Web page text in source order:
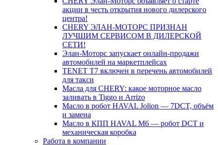
акции в честь открытия нового дилерского
центра!
CHERY ЭЛАН-МОТОРС ПРИЗНАН
ЛУЧШИМ СЕРВИСОМ В ДИЛЕРСКОЙ
СЕТИ!
Элан-Моторс запускает онлайн-продажи
автомобилей на маркетплейсах
TENET T7 включен в перечень автомобилей
для такси
Масла для CHERY: какое моторное масло
заливать в Tiggo и Arrizo
Масло в робот HAVAL Jolion — 7DCT, объём
и замена
Масло в КПП HAVAL M6 — робот DCT и
механическая коробка
Работа в компании